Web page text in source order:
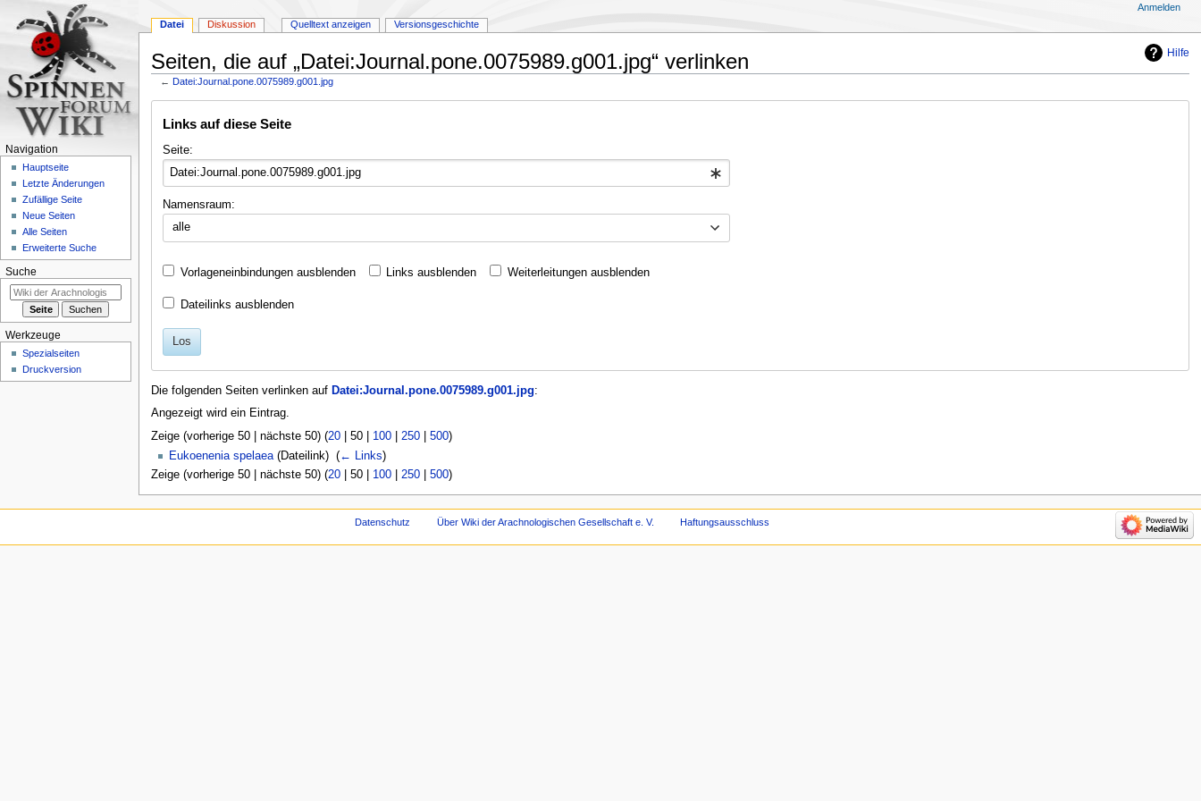
Hilfe
Seiten, die auf „Datei:Journal.pone.0075989.g001.jpg“ verlinken
← Datei:Journal.pone.0075989.g001.jpg
Navigation
Suche
Links auf diese Seite
Seite:
Namensraum:
alle
Vorlageneinbindungen ausblenden Links ausblenden Weiterleitungen ausblenden
Dateilinks ausblenden
Los
Die folgenden Seiten verlinken auf Datei:Journal.pone.0075989.g001.jpg:
Angezeigt wird ein Eintrag.
Zeige (vorherige 50| nächste 50) (20| 50| 100| 250| 500)
Eukoenenia spelaea(Dateilink) ‎ (← Links)
Zeige (vorherige 50| nächste 50) (20| 50| 100| 250| 500)
Datei Diskussion Quelltext anzeigen Versionsgeschichte
Anmelden
Navigation
Hauptseite
Letzte Änderungen
Zufällige Seite
Neue Seiten
Alle Seiten
Erweiterte Suche
Suche
Werkzeuge
Spezialseiten
Druckversion
Datenschutz Über Wiki der Arachnologischen Gesellschaft e. V. Haftungsausschluss